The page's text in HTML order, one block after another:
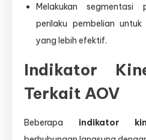
Melakukan segmentasi
perilaku pembelian untuk
yang lebih efektif.
Indikator
Terkait AOV
Beberapa indikator